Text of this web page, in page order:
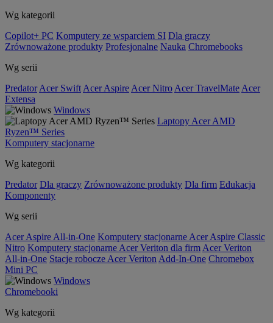
Wg kategorii
Copilot+ PC Komputery ze wsparciem SI Dla graczy
Zrównoważone produkty Profesjonalne Nauka Chromebooks
Wg serii
Predator Acer Swift Acer Aspire Acer Nitro Acer TravelMate Acer
Extensa
Windows
Laptopy Acer AMD
Ryzen™ Series
Komputery stacjonarne
Wg kategorii
Predator Dla graczy Zrównoważone produkty Dla firm Edukacja
Komponenty
Wg serii
Acer Aspire All-in-One Komputery stacjonarne Acer Aspire Classic
Nitro Komputery stacjonarne Acer Veriton dla firm Acer Veriton
All-in-One Stacje robocze Acer Veriton Add-In-One Chromebox
Mini PC
Windows
Chromebooki
Wg kategorii